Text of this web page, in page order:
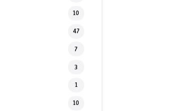
10
47
7
3
1
10